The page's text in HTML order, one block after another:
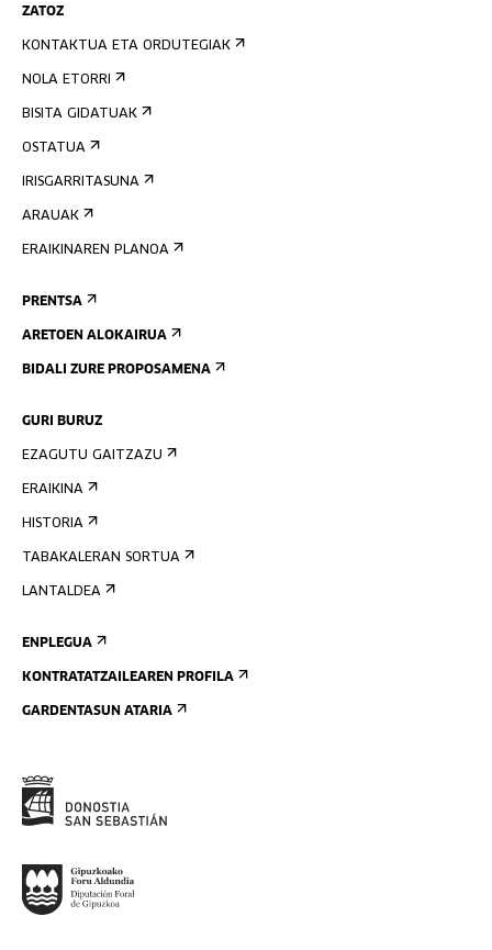
ZATOZ
KONTAKTUA ETA ORDUTEGIAK
NOLA ETORRI
BISITA GIDATUAK
OSTATUA
IRISGARRITASUNA
ARAUAK
ERAIKINAREN PLANOA
PRENTSA
ARETOEN ALOKAIRUA
BIDALI ZURE PROPOSAMENA
GURI BURUZ
EZAGUTU GAITZAZU
ERAIKINA
HISTORIA
TABAKALERAN SORTUA
LANTALDEA
ENPLEGUA
KONTRATATZAILEAREN PROFILA
GARDENTASUN ATARIA